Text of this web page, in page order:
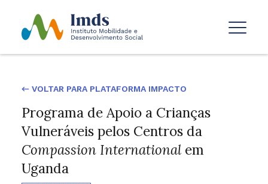
← VOLTAR PARA PLATAFORMA IMPACTO
Programa de Apoio a Crianças
Vulneráveis pelos Centros da
Compassion Internationalem
Uganda